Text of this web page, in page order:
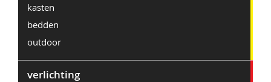
kasten
bedden
outdoor
verlichting